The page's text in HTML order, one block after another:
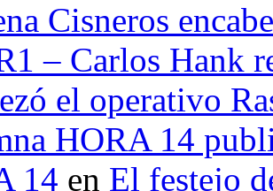
Cisneros
– Carlos Hank
el operativo
HORA 14
14 en El festejo